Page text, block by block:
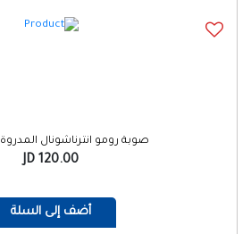
صوبة رومو انترناشونال المدروة 3 شعلات
120.00 JD
أضف إلى السلة